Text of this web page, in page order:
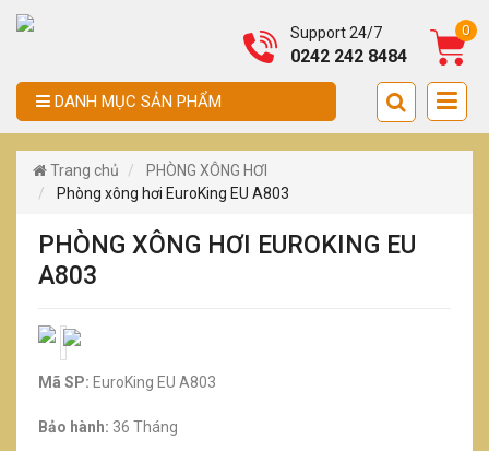
Support 24/7
0242 242 8484
0
DANH MỤC SẢN PHẨM
Trang chủ
PHÒNG XÔNG HƠI
Phòng xông hơi EuroKing EU A803
PHÒNG XÔNG HƠI EUROKING EU
A803
Mã SP: EuroKing EU A803
Bảo hành: 36 Tháng